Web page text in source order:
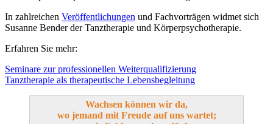
In zahlreichen Veröffentlichungen und Fachvorträgen widmet sich
Susanne Bender der Tanztherapie und Körperpsychotherapie.
Erfahren Sie mehr:
Seminare zur professionellen Weiterqualifizierung
Tanztherapie als therapeutische Lebensbegleitung
Wachsen können wir da,
wo jemand mit Freude auf uns wartet;